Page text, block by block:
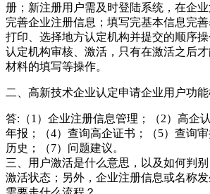
册；新注册用户需及时登陆系统，在企
完善企业注册信息；填写完基本信息完善
打印、选择地方认定机构并提交的顺序
认定机构审核、激活，只有在激活之后
材料的填写等操作。
二、高新技术企业认定申请企业用户功
答:（1）企业注册信息管理；（2）高企
年报；（4）查询高企证书；（5）查询
历史；（7）问题建议。
三、用户激活是什么意思，以及如何判
激活状态；另外，企业注册信息或名称